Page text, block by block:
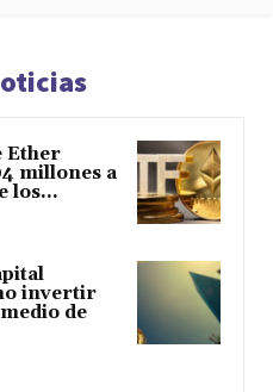
Ether
millones a
los...
invertir
de